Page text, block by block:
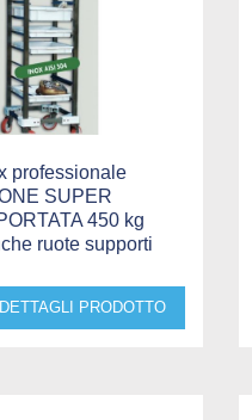
professionale
SUPER
450 kg
ruote supporti
PRODOTTO